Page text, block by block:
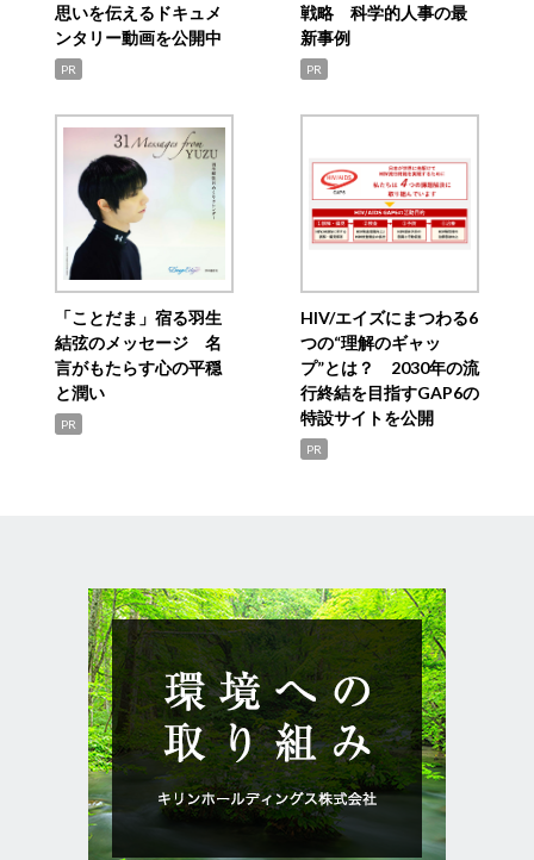
思いを伝えるドキュメ
ンタリー動画を公開中
PR
戦略 科学的人事の最
新事例
PR
「ことだま」宿る羽生
結弦のメッセージ 名
言がもたらす心の平穏
と潤い
PR
HIV/エイズにまつわる6
つの“理解のギャッ
プ”とは？ 2030年の流
行終結を目指すGAP6の
特設サイトを公開
PR